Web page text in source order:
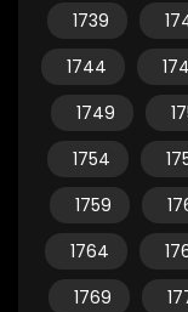
1739
1744
1749
1754
1759
1764
1769